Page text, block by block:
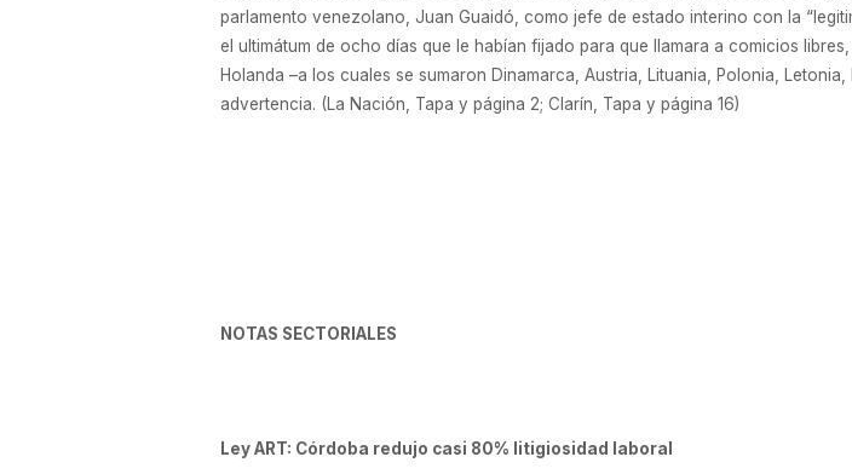
parlamento venezolano, Juan Guaidó, como jefe de estado interino con la
el ultimátum de ocho días que le habían fijado para que llamara a comicios
Holanda –a los cuales se sumaron Dinamarca, Austria, Lituania, Polonia,
advertencia. (La Nación, Tapa y página 2; Clarín, Tapa y página 16)
NOTAS SECTORIALES
Ley ART: Córdoba redujo casi 80% litigiosidad laboral